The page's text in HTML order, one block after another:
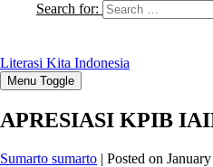
Search for:
Literasi Kita Indonesia
Menu Toggle
APRESIASI KPIB
Sumarto sumarto | Posted on